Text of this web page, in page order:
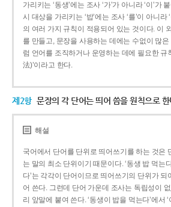
가리키는 ‘동생’에는 조사 ‘가’가 아니라 ‘이’가
시 대상을 가리키는 ‘밥’에는 조사 ‘를’이 아니라
의 여러 가지 규칙이 적용되어 있는 것이다. 이
를 만들고, 문장을 사용하는 데에는 수없이 많은
럼 언어를 조직하거나 운영하는 데에 필요한 규
法)’이라고 한다.
제2항 문장의 각 단어는 띄어 씀을 원칙으로 한
해설
국어에서 단어를 단위로 띄어쓰기를 하는 것은
는 말의 최소 단위이기 때문이다. ‘동생 밥 먹는다’
다’는 각각이 단어이므로 띄어쓰기의 단위가 되
어 쓴다. 그런데 단어 가운데 조사는 독립성이
리 앞말에 붙여 쓴다. ‘동생이 밥을 먹는다’에서 ‘